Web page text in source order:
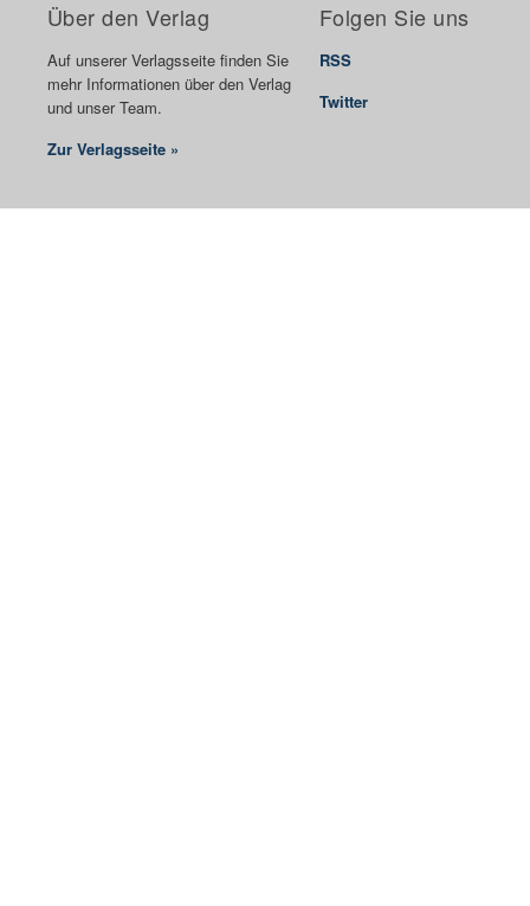
Über den Verlag
Auf unserer Verlagsseite finden Sie
mehr Informationen über den Verlag
und unser Team.
Zur Verlagsseite »
Folgen Sie uns
RSS
Twitter